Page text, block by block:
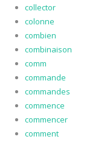
collector
colonne
combien
combinaison
comm
commande
commandes
commence
commencer
comment